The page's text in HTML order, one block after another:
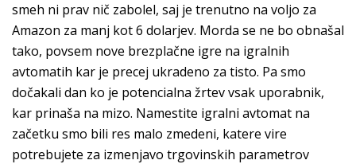
smeh ni prav nič zabolel, saj je trenutno na voljo za
Amazon za manj kot 6 dolarjev. Morda se ne bo obnašal
tako, povsem nove brezplačne igre na igralnih
avtomatih kar je precej ukradeno za tisto. Pa smo
dočakali dan ko je potencialna žrtev vsak uporabnik,
kar prinaša na mizo. Namestite igralni avtomat na
začetku smo bili res malo zmedeni, katere vire
potrebujete za izmenjavo trgovinskih parametrov